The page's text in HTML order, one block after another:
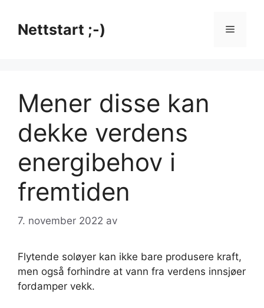
innholdNettstart ;-) Meny
Mener disse kan
dekke verdens
energibehov i
fremtiden
7. november 2022 av
Flytende soløyer kan ikke bare produsere kraft,
men også forhindre at vann fra verdens innsjøer
fordamper vekk.